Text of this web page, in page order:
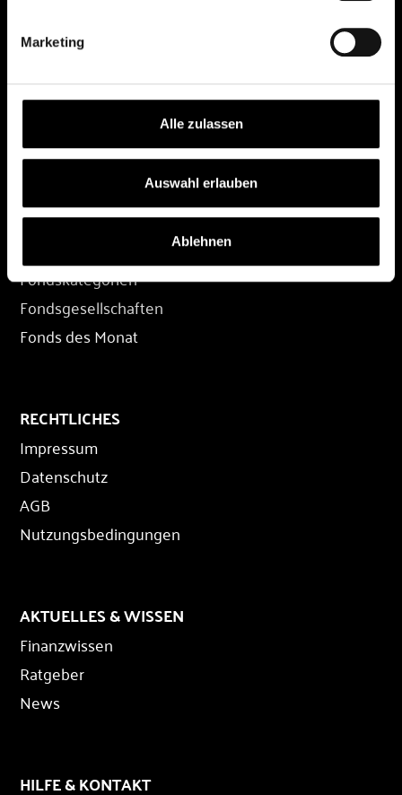
Marketing
Alle zulassen
Auswahl erlauben
Ablehnen
Depot eröffnen
Depot übertragen
Konditionen
FONDS
Fondskategorien
Fondsgesellschaften
Fonds des Monat
RECHTLICHES
Impressum
Datenschutz
AGB
Nutzungsbedingungen
AKTUELLES & WISSEN
Finanzwissen
Ratgeber
News
HILFE & KONTAKT